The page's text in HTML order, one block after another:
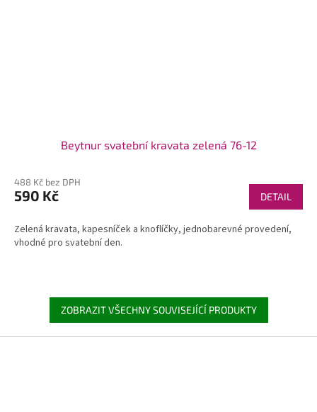
Beytnur svatební kravata zelená 76-12
488 Kč bez DPH
590 Kč DETAIL
Zelená kravata, kapesníček a knoflíčky, jednobarevné provedení,
vhodné pro svatební den.
ZOBRAZIT VŠECHNY SOUVISEJÍCÍ PRODUKTY